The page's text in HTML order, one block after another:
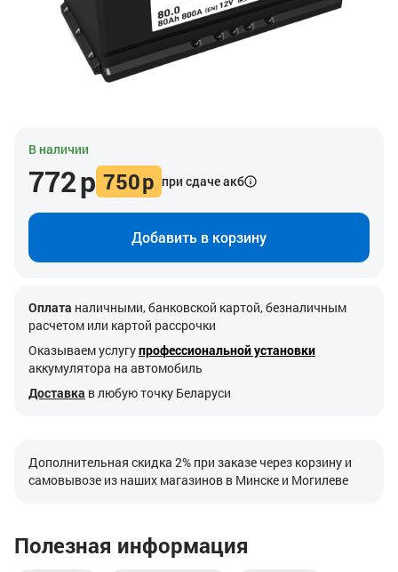
В наличии
772р 750р при сдаче акб
Добавить в корзину
Оплата наличными, банковской картой, безналичным
расчетом или картой рассрочки
Оказываем услугупрофессиональной установки
аккумулятора на автомобиль
Доставка в любую точку Беларуси
Дополнительная скидка 2% при заказе через корзину и
самовывозе из наших магазинов в Минске и Могилеве
Полезная информация